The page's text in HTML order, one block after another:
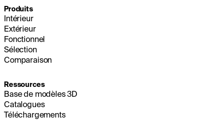
Produits
Intérieur
Extérieur
Fonctionnel
Sélection
Comparaison
Ressources
Base de modèles 3D
Catalogues
Téléchargements